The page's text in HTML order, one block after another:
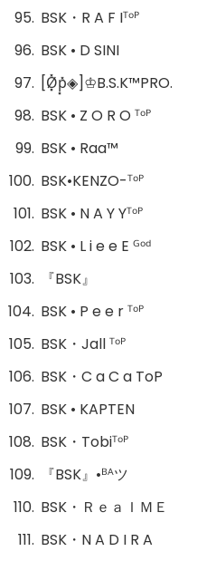
BSK・R A F Iᵀᵒᴾ
BSK • D SINI
[Ø͓̽p͓̽◈]♔B.S.K™PRO.
BSK • Z O R O ᵀᵒᴾ
BSK • Raa™
BSK•KENZO-ᵀᵒᴾ
BSK • N A Y Yᵀᵒᴾ
BSK • L i e e E ᴳᵒᵈ
『BSK』
BSK • P e e r ᵀᵒᴾ
BSK・Jall ᵀᵒᴾ
BSK・C a C a ToP
BSK • KAPTEN
BSK・Tobiᵀᵒᴾ
『BSK』•ᴮᴬツ
BSK・ＲｅａＩＭＥ
BSK・N A D I R A